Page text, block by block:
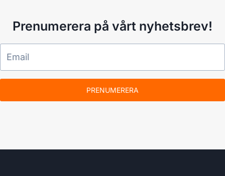
Prenumerera på vårt nyhetsbrev!
PRENUMERERA